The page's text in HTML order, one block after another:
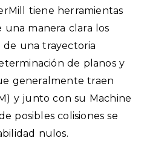
tiene herramientas
manera clara los
una trayectoria
de planos y
generalmente traen
y junto con su Machine
posibles colisiones se
nulos.